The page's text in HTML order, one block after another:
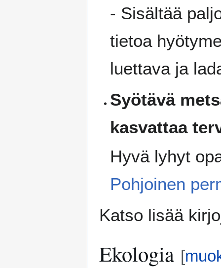
- Sisältää
tietoa
luettava ja
Syötävä
kasvattaa
Hyvä lyhyt
Pohjoinen
Katso lisää
Ekologia [